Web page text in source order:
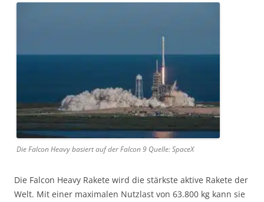
Die Falcon Heavy basiert auf der Falcon 9 Quelle: SpaceX
Die Falcon Heavy Rakete wird die stärkste aktive Rakete der
Welt. Mit einer maximalen Nutzlast von 63.800 kg kann sie